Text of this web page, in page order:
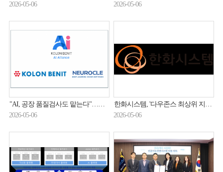
2026-05-06
2026-05-06
"AI, 공장 품질검사도 맡는다"…코오롱베니트, 제조 AX 속도전
2026-05-06
한화시스템, '다우존스 최상위 지수 아시아' 편입
2026-05-06